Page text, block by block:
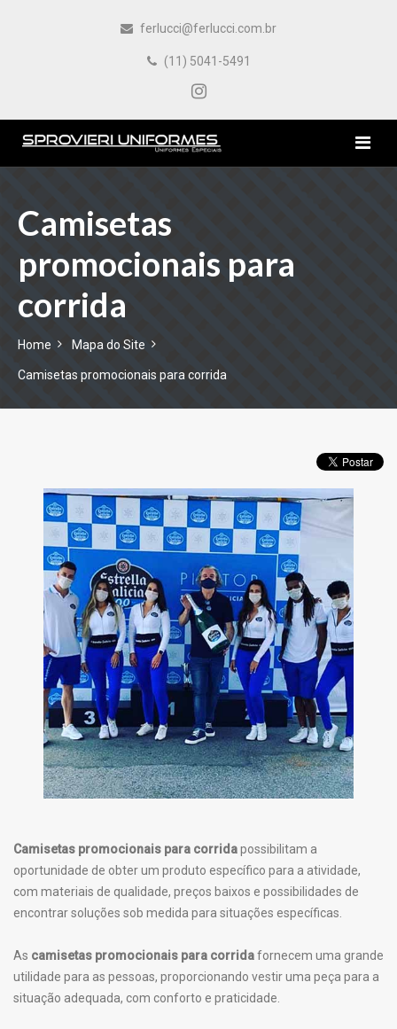
ferlucci@ferlucci.com.br
(11) 5041-5491
PRODUTOS
CONTATO
Camisetas
promocionais para
corrida
Home Mapa do Site
Camisetas promocionais para corrida
Camisetas promocionais para corridapossibilitam a
oportunidade de obter um produto específico para a atividade,
com materiais de qualidade, preços baixos e possibilidades de
encontrar soluções sob medida para situações específicas.
As camisetas promocionais para corridafornecem uma grande
utilidade para as pessoas, proporcionando vestir uma peça para a
situação adequada, com conforto e praticidade.